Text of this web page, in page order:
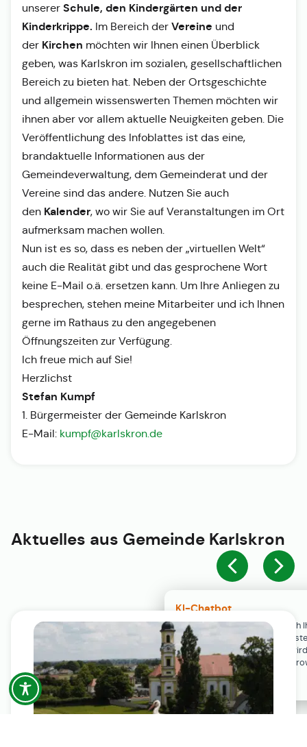
KI-Chatbot
Der KI-Chatbot steht erst nach
Einwilligung in den Cookie-
Verfügung. Der Chat-Verlauf
ausschließlich lokal in Ihrem
gespeichert.
unserer Schule, den Kindergärten und der
Kinderkrippe. Im Bereich der Vereine und
der Kirchen möchten wir Ihnen einen Überblick
geben, was Karlskron im sozialen, gesellschaftlichen
Bereich zu bieten hat. Neben der Ortsgeschichte
und allgemein wissenswerten Themen möchten wir
ihnen aber vor allem aktuelle Neuigkeiten geben. Die
Veröffentlichung des Infoblattes ist das eine,
brandaktuelle Informationen aus der
Gemeindeverwaltung, dem Gemeinderat und der
Vereine sind das andere. Nutzen Sie auch
den Kalender, wo wir Sie auf Veranstaltungen im Ort
aufmerksam machen wollen.
Nun ist es so, dass es neben der „virtuellen Welt“
auch die Realität gibt und das gesprochene Wort
keine E-Mail o.ä. ersetzen kann. Um Ihre Anliegen zu
besprechen, stehen meine Mitarbeiter und ich Ihnen
gerne im Rathaus zu den angegebenen
Öffnungszeiten zur Verfügung.
Ich freue mich auf Sie!
Herzlichst
Stefan Kumpf
1. Bürgermeister der Gemeinde Karlskron
E-Mail: kumpf@karlskron.de
Aktuelles aus Gemeinde Karlskron